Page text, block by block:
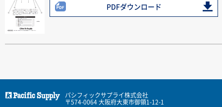
PDFダウンロード
パシフィックサプライ株式会社
〒574-0064 大阪府大東市御領1-12-1